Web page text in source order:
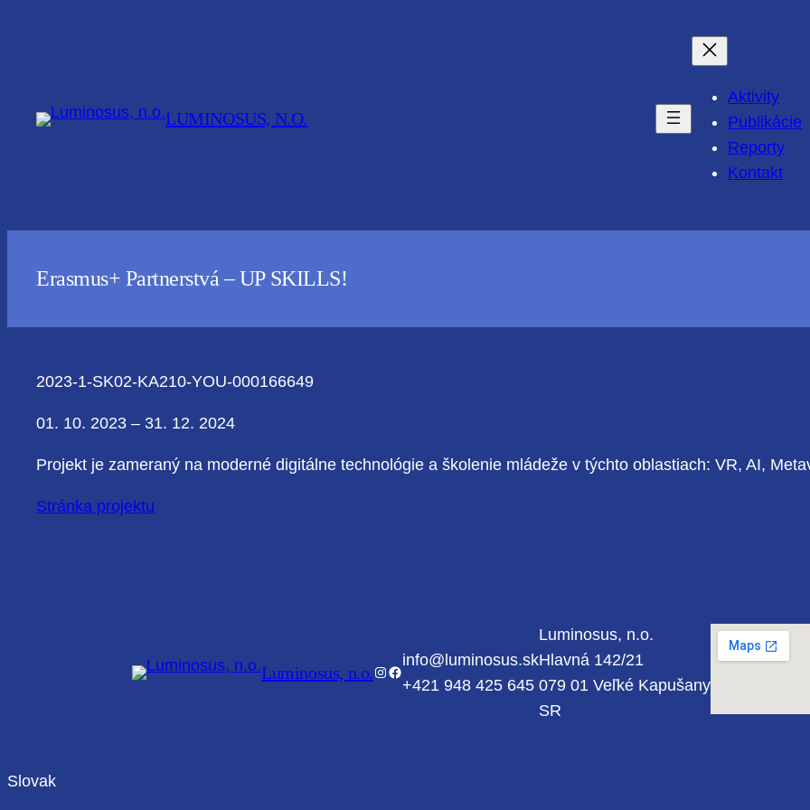
LUMINOSUS, N.O.
Aktivity
Publikácie
Reporty
Kontakt
Erasmus+ Partnerstvá – UP SKILLS!
2023-1-SK02-KA210-YOU-000166649
01. 10. 2023 – 31. 12. 2024
Projekt je zameraný na moderné digitálne technológie a školenie mládeže v týchto oblastiach: VR, AI,
Stránka projektu
Luminosus, n.o.Instagram
Facebook
info@luminosus.sk
+421 948 425 645
Luminosus, n.o.
Hlavná 142/21
079 01 Veľké Kapušany
SR
Slovak